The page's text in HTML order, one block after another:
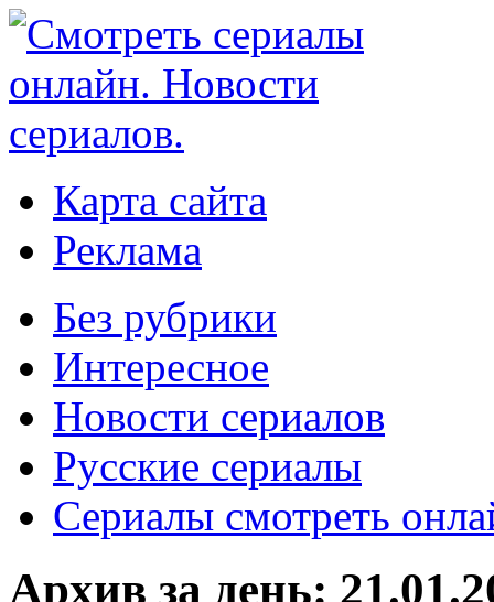
Карта сайта
Реклама
Без рубрики
Интересное
Новости сериалов
Русские сериалы
Сериалы смотреть
Архив за день: